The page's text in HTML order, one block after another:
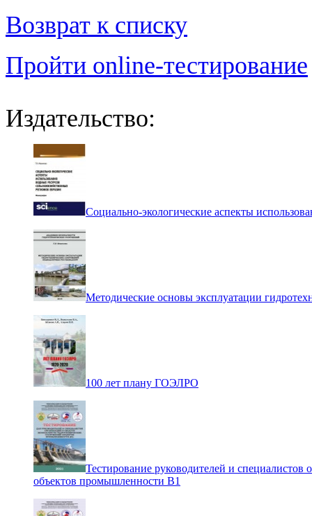
Возврат к списку
Пройти online-тестирование
Издательство:
Социально-экологические аспекты
Методические основы эксплуатации
100 лет плану ГОЭЛРО
Тестирование руководителей и специалистов
объектов промышленности В1